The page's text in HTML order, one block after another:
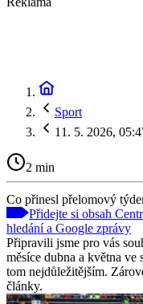
Sport
11. 5. 2026,
2 min
Co přinesl přelomový
Přidejte si obsah
hledání a Google zprávy
Připravili jsme pro vás
měsíce dubna a května ve
tom nejdůležitějším.
články.